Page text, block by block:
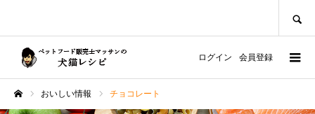
ログイン 会員登録
おいしい情報 チョコレート